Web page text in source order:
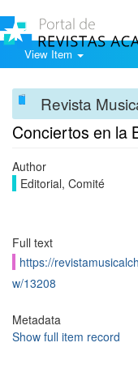
View Item
Revista
Conciertos en la
Author
Editorial, Comité
Full text
https://
w/13208
Metadata
Show full item record